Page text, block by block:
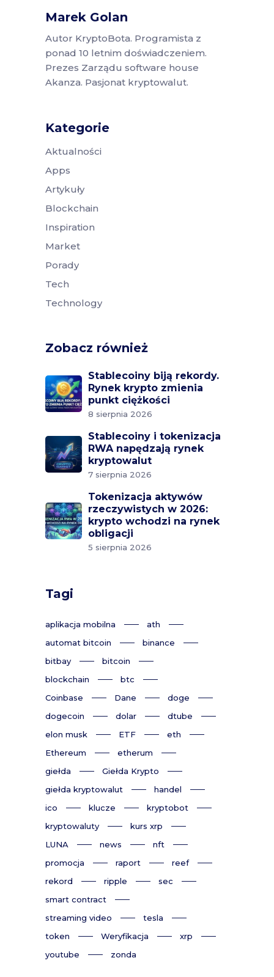
Marek Golan
Autor KryptoBota. Programista z
ponad 10 letnim doświadczeniem.
Prezes Zarządu software house
Akanza. Pasjonat kryptowalut.
Kategorie
Aktualności
Apps
Artykuły
Blockchain
Inspiration
Market
Porady
Tech
Technology
Zobacz również
Stablecoiny biją rekordy.
Rynek krypto zmienia
punkt ciężkości
8 sierpnia 2026
Stablecoiny i tokenizacja
RWA napędzają rynek
kryptowalut
7 sierpnia 2026
Tokenizacja aktywów
rzeczywistych w 2026:
krypto wchodzi na rynek
obligacji
5 sierpnia 2026
Tagi
aplikacja mobilna
ath
automat bitcoin
binance
bitbay
bitcoin
blockchain
btc
Coinbase
Dane
doge
dogecoin
dolar
dtube
elon musk
ETF
eth
Ethereum
etherum
giełda
Giełda Krypto
giełda kryptowalut
handel
ico
klucze
kryptobot
kryptowaluty
kurs xrp
LUNA
news
nft
promocja
raport
reef
rekord
ripple
sec
smart contract
streaming video
tesla
token
Weryfikacja
xrp
youtube
zonda